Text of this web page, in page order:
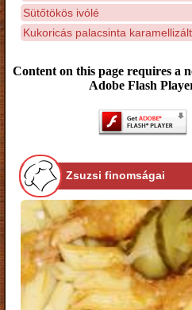
Sütőtökös ivólé
Kukoricás palacsinta
Content on this page requires a
Adobe Flash
Zsuzsi finomságai